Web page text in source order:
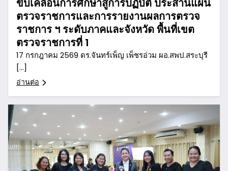
ขับเคลื่อนการศึกษาสู่การปฏิบัติ ประสานแผน
ตรวจราชการและการรายงานผลการตรวจ
ราชการ ฯ ระดับภาคและจังหวัด พื้นที่เขต
ตรวจราชการที่ 1
17 กรกฎาคม 2569 ดร.จันทร์เพ็ญ เพ็ชรอ่วม ผอ.สพป.สระบุรี
[…]
อ่านต่อ